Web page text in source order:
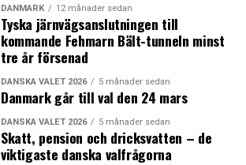
DANMARK 12 månader sedan
Tyska järnvägsanslutningen till
kommande Fehmarn Bält-tunneln minst
tre år försenad
DANSKA VALET 2026 5 månader sedan
Danmark går till val den 24 mars
DANSKA VALET 2026 5 månader sedan
Skatt, pension och dricksvatten – de
viktigaste danska valfrågorna